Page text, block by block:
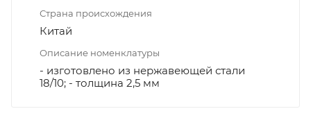
Страна происхождения
Китай
Описание номенклатуры
- изготовлено из нержавеющей стали
18/10; - толщина 2,5 мм